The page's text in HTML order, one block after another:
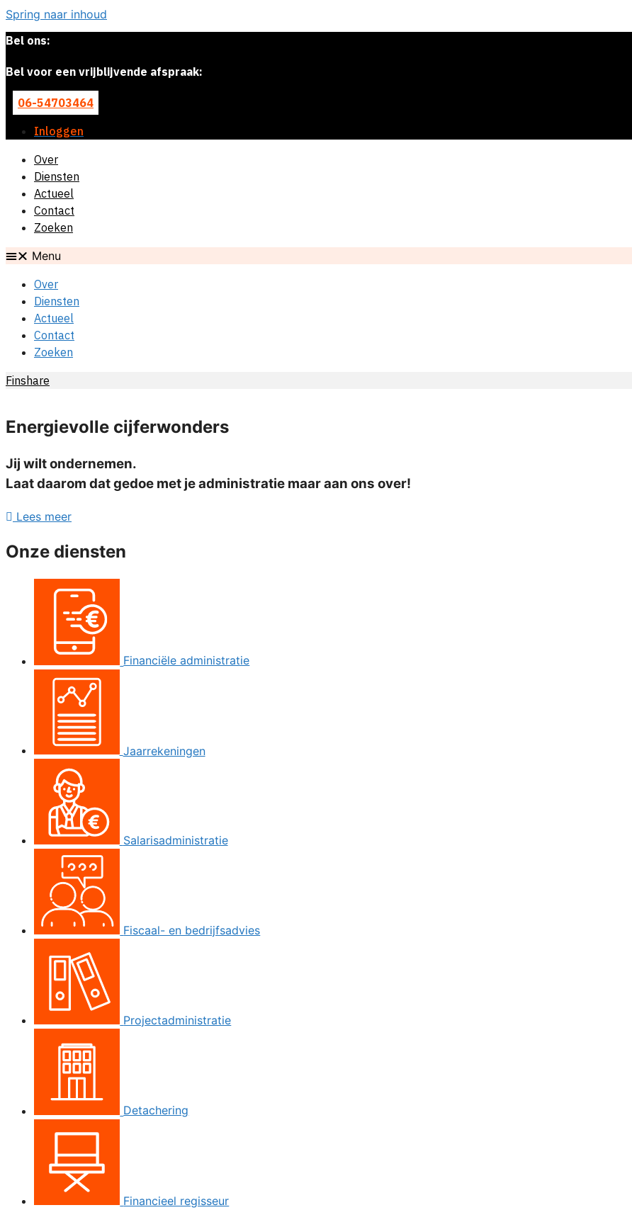
Spring naar inhoud
Bel ons:
Bel voor een vrijblijvende afspraak:
06-54703464
Inloggen
Over
Diensten
Actueel
Contact
Zoeken
Menu
Over
Diensten
Actueel
Contact
Zoeken
Finshare
Energievolle cijferwonders
Jij wilt ondernemen.
Laat daarom dat gedoe met je administratie maar aan ons over!
Lees meer
Onze diensten
Financiële administratie
Jaarrekeningen
Salarisadministratie
Fiscaal- en bedrijfsadvies
Projectadministratie
Detachering
Financieel regisseur